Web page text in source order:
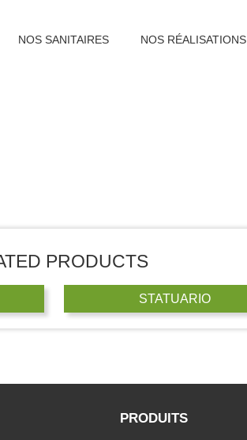
NOS SANITAIRES NOS RÉALISATIONS
PRODUCTS
STATUARIO
PRODUITS